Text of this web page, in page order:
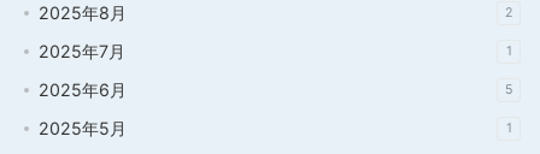
2025年8月 2
2025年7月 1
2025年6月 5
2025年5月 1